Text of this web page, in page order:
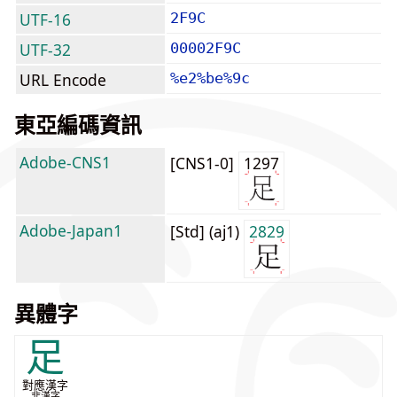
UTF-16 2F9C
UTF-32 00002F9C
URL Encode %e2%be%9c
東亞編碼資訊
Adobe-CNS1 [CNS1-0] 1297
Adobe-Japan1 [Std] (aj1) 2829
異體字
足
對應漢字